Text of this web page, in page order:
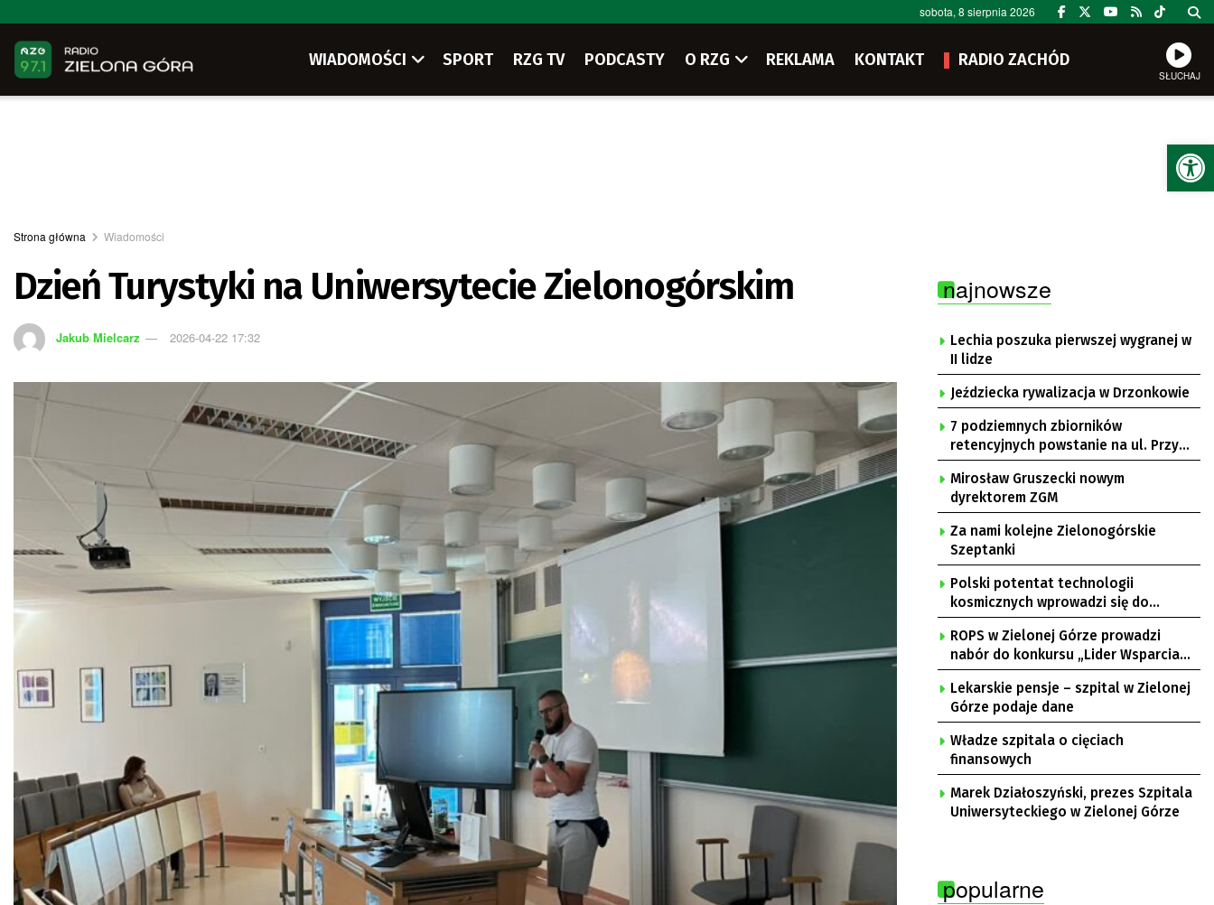
sobota, 8 sierpnia 2026
WIADOMOŚCI SPORT RZG TV PODCASTY O RZG REKLAMA KONTAKT RADIO ZACHÓD
SŁUCHAJ
Strona główna Wiadomości
Dzień Turystyki na Uniwersytecie Zielonogórskim
Jakub Mielcarz 2026-04-22 17:32
najnowsze
Lechia poszuka pierwszej wygranej w
II lidze
Jeździecka rywalizacja w Drzonkowie
7 podziemnych zbiorników
retencyjnych powstanie na ul. Przy
Gazowni
Mirosław Gruszecki nowym
dyrektorem ZGM
Za nami kolejne Zielonogórskie
Szeptanki
Polski potentat technologii
kosmicznych wprowadzi się do
Zielonej Góry
ROPS w Zielonej Górze prowadzi
nabór do konkursu „Lider Wsparcia
Seniora”
Lekarskie pensje – szpital w Zielonej
Górze podaje dane
Władze szpitala o cięciach
finansowych
Marek Działoszyński, prezes Szpitala
Uniwersyteckiego w Zielonej Górze
popularne